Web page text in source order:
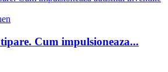
Cum impulsioneaza...